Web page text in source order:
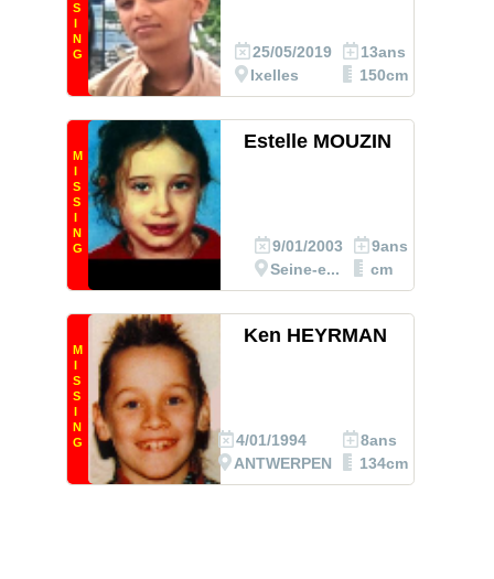
S
I
N
G
25/05/2019
Ixelles
13ans
150cm
M
I
S
S
I
N
G
Estelle MOUZIN
9/01/2003
Seine-e...
9ans
cm
M
I
S
S
I
N
G
Ken HEYRMAN
4/01/1994
ANTWERPEN
8ans
134cm